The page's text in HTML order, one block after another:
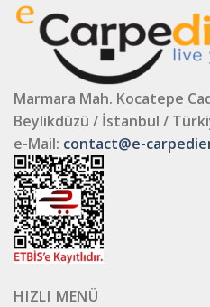
Marmara Mah. Kocatepe
Beylikdüzü / İstanbul /
e-Mail: contact@e-
HIZLI MENÜ